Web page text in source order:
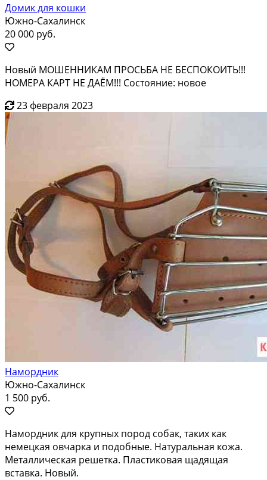
Домик для кошки
Южно-Сахалинск
20 000 руб.
Новый МОШЕННИКАМ ПРОСЬБА НЕ БЕСПОКОИТЬ!!!
НОМЕРА КАРТ НЕ ДАЁМ!!! Состояние: новое
23 февраля 2023
Намордник
Южно-Сахалинск
1 500 руб.
Намордник для крупных пород собак, таких как
немецкая овчарка и подобные. Натуральная кожа.
Металлическая решетка. Пластиковая щадящая
вставка. Новый.